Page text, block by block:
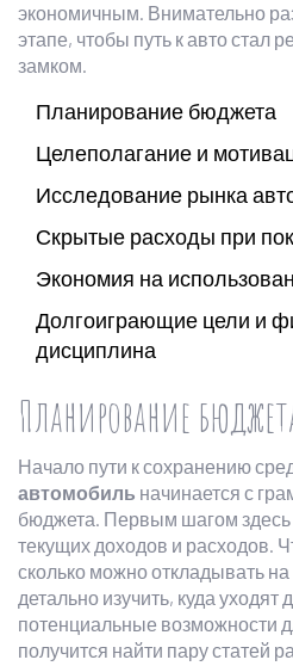
экономичным. Внимательно
этапе, чтобы путь к авто
замком.
Планирование бюджета
Целеполагание и
Исследование рынка
Скрытые расходы при
Экономия на
Долгоиграющие цели и
дисциплина
Планирование
Начало пути к сохранению
автомобиль начинается с
бюджета. Первым шагом здесь
текущих доходов и расходов.
сколько можно откладывать
детально изучить, куда уходят
потенциальные возможности
получится найти пару статей